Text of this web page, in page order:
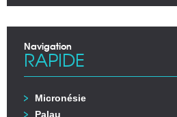
Navigation
RAPIDE
Micronésie
Palau